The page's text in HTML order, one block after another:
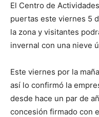
El Centro de
puertas este viernes 5
la zona y visitantes
invernal con una nieve
Este viernes por la
así lo confirmó la
desde hace un par de
concesión firmado con